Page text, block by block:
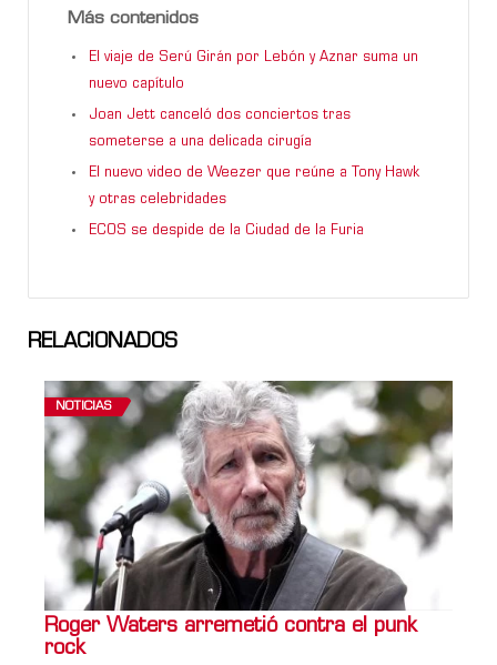
Más contenidos
El viaje de Serú Girán por Lebón y Aznar suma un
nuevo capítulo
Joan Jett canceló dos conciertos tras
someterse a una delicada cirugía
El nuevo video de Weezer que reúne a Tony Hawk
y otras celebridades
ECOS se despide de la Ciudad de la Furia
RELACIONADOS
NOTICIAS
Roger Waters arremetió contra el punk
rock